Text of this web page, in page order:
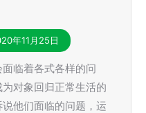
年11月25日
临着各式各样的问
对象回归正常生活的
他们面临的问题，运